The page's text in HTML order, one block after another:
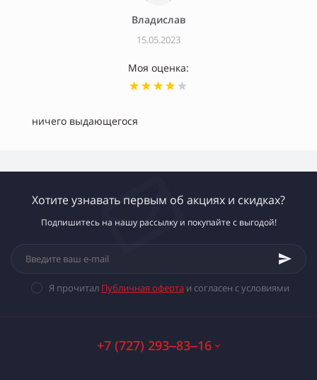
Владислав
15.05.2023
Моя оценка:
ничего выдающегося
Хотите узнавать первым об акциях и скидках?
Подпишитесь на нашу рассылку и покупайте с выгодой!
Я прочитал Публичная оферта и согласен с условиями
+7 (727) 293‒83‒16